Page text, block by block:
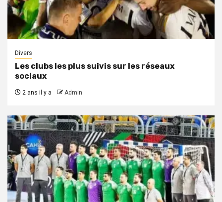
Divers
Les clubs les plus suivis sur les réseaux
sociaux
2 ans il y a Admin